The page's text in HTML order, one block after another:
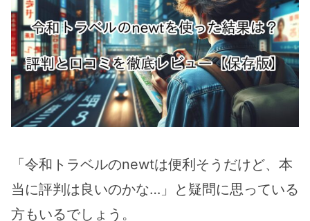
「令和トラベルのnewtは便利そうだけど、本
当に評判は良いのかな…」と疑問に思っている
方もいるでしょう。